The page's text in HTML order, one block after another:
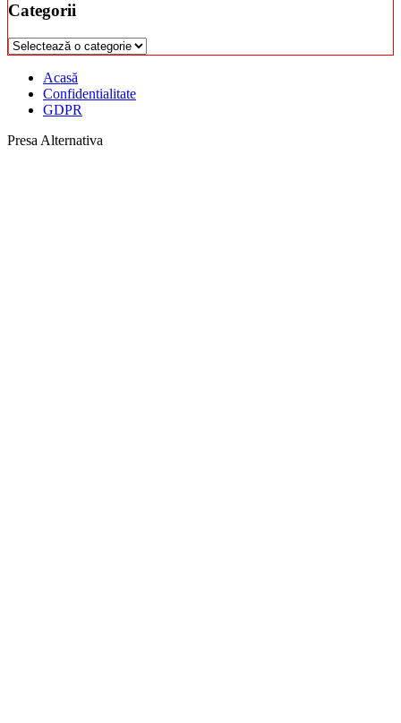
Categorii
Categorii
Acasă
Confidentialitate
GDPR
Presa Alternativa